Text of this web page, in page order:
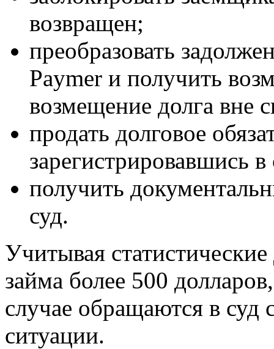
возвращен;
преобразовать
Paymer и получить
возмещение долга вне
продать долговое
зарегистрировавшись
получить
суд.
Учитывая
займа более 500
случае обращаются в
ситуации.